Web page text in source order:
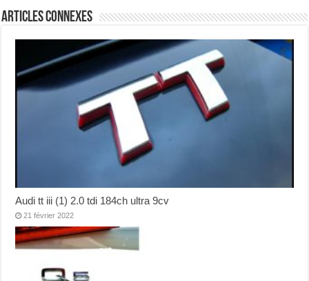
Articles connexes
Audi tt iii (1) 2.0 tdi 184ch ultra 9cv
21 février 2022